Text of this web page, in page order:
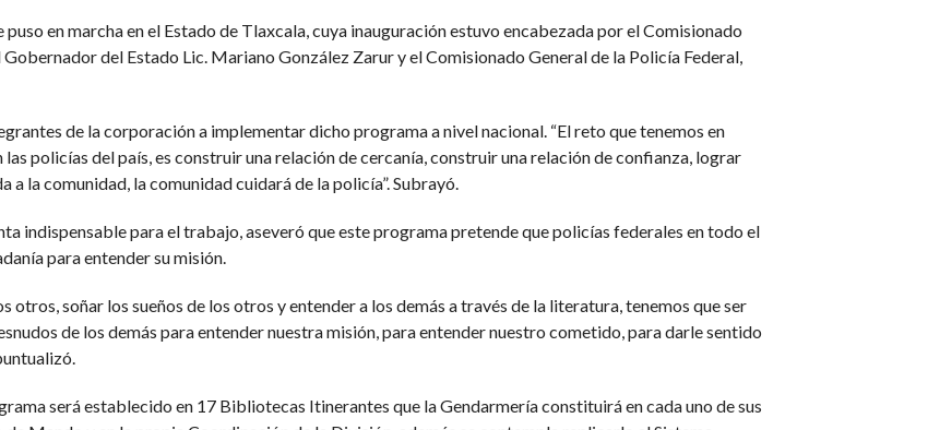
en marcha en el Estado de Tlaxcala, cuya inauguración estuvo encabezada por el Comisionado
del Estado Lic. Mariano González Zarur y el Comisionado General de la Policía Federal,
de la corporación a implementar dicho programa a nivel nacional. “El reto que tenemos en
las policías del país, es construir una relación de cercanía, construir una relación de confianza, lograr
a la comunidad, la comunidad cuidará de la policía”. Subrayó.
indispensable para el trabajo, aseveró que este programa pretende que policías federales en todo el
para entender su misión.
otros, soñar los sueños de los otros y entender a los demás a través de la literatura, tenemos que ser
de los demás para entender nuestra misión, para entender nuestro cometido, para darle sentido
será establecido en 17 Bibliotecas Itinerantes que la Gendarmería constituirá en cada uno de sus